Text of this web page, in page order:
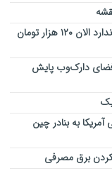
پزشکیان : آن مرغی که می‌گفتند به برجام ربطی ندارد الان ۱۲۰ هزار تومان
دارک‌وب پایش
به بنادر چین
برق مصرفی